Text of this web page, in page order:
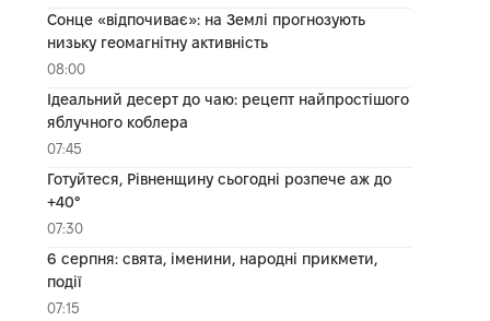
Сонце «відпочиває»: на Землі прогнозують
низьку геомагнітну активність
08:00
Ідеальний десерт до чаю: рецепт найпростішого
яблучного коблера
07:45
Готуйтеся, Рівненщину сьогодні розпече аж до
+40°
07:30
6 серпня: свята, іменини, народні прикмети,
події
07:15